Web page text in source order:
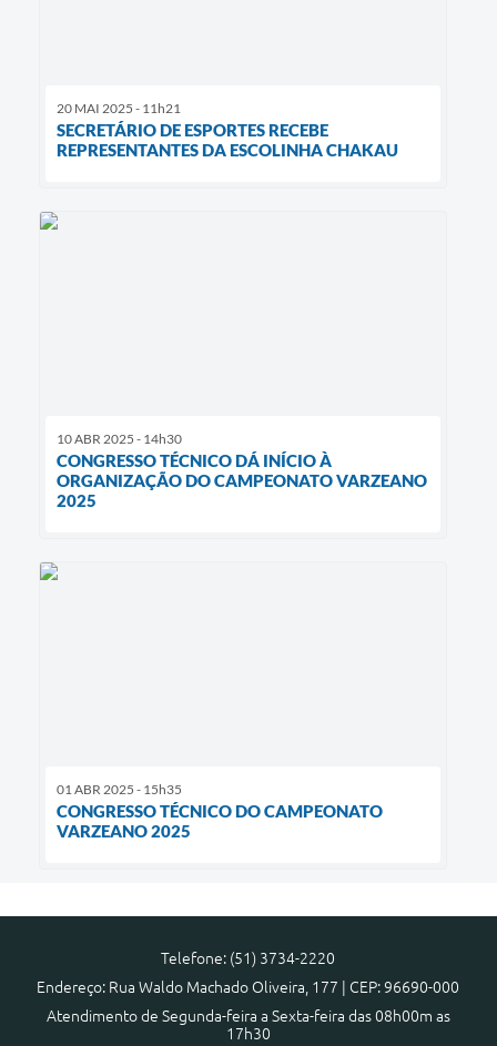
20 MAI 2025 - 11h21
SECRETÁRIO DE ESPORTES RECEBE
REPRESENTANTES DA ESCOLINHA CHAKAU
10 ABR 2025 - 14h30
CONGRESSO TÉCNICO DÁ INÍCIO À
ORGANIZAÇÃO DO CAMPEONATO VARZEANO
2025
01 ABR 2025 - 15h35
CONGRESSO TÉCNICO DO CAMPEONATO
VARZEANO 2025
Telefone: (51) 3734-2220
Endereço: Rua Waldo Machado Oliveira, 177 | CEP: 96690-000
Atendimento de Segunda-feira a Sexta-feira das 08h00m as
17h30